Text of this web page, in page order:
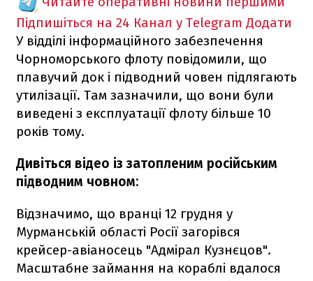
Підпишіться на 24 Канал у Telegram Додати
У відділі інформаційного забезпечення
Чорноморського флоту повідомили, що
плавучий док і підводний човен підлягають
утилізації. Там зазначили, що вони були
виведені з експлуатації флоту більше 10
років тому.
Дивіться відео із затопленим російським
підводним човном:
Відзначимо, що вранці 12 грудня у
Мурманській області Росії загорівся
крейсер-авіаносець "Адмірал Кузнєцов".
Масштабне займання на кораблі вдалося